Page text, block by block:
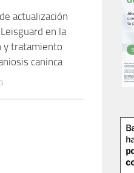
actualización
en la
y tratamiento
caninca